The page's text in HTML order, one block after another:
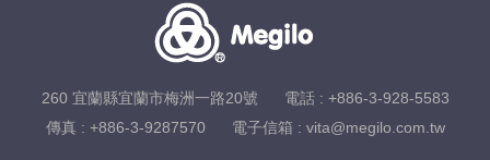
260 宜蘭縣宜蘭市梅洲一路20號 電話 : +886-3-928-5583
傳真 : +886-3-9287570
電子信箱 : vita@megilo.com.tw